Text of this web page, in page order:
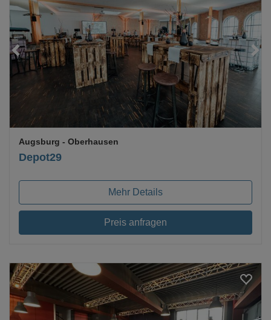
Loading...
Depot29
Augsburg - Oberhausen
Mehr Details
Preis anfragen